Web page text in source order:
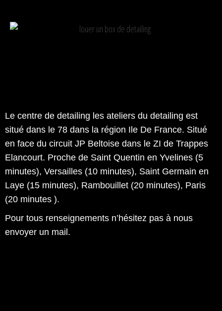
Le centre de detailing les ateliers du detailing est
situé dans le 78 dans la région Ile De France. Situé
en face du circuit JP Beltoise dans le ZI de Trappes
Elancourt. Proche de Saint Quentin en Yvelines (5
minutes), Versailles (10 minutes), Saint Germain en
Laye (15 minutes), Rambouillet (20 minutes), Paris
(20 minutes ).
Pour tous renseignements n’hésitez pas à nous
envoyer un mail.